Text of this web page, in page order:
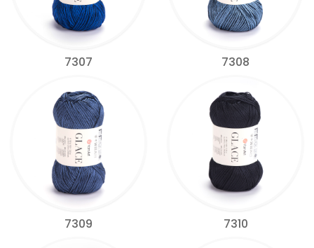
7307 7308
7309 7310